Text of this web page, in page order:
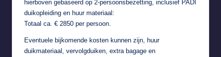
hierboven gebaseerd op 2-persoonsbezetting, inclusief PADI
duikopleiding en huur materiaal:
Totaal ca. € 2850 per persoon.
Eventuele bijkomende kosten kunnen zijn, huur
duikmateriaal, vervolgduiken, extra bagage en